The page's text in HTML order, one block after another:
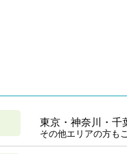
東京・神奈川・千
その他エリアの方も